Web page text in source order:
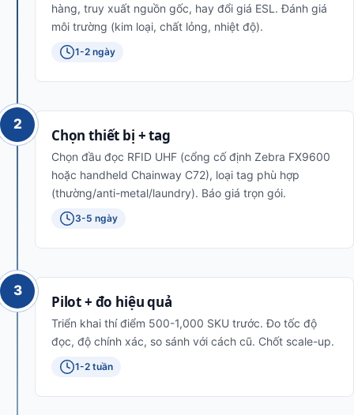
hàng, truy xuất nguồn gốc, hay đổi giá ESL. Đánh giá
môi trường (kim loại, chất lỏng, nhiệt độ).
1-2 ngày
2
Chọn thiết bị + tag
Chọn đầu đọc RFID UHF (cổng cố định Zebra FX9600
hoặc handheld Chainway C72), loại tag phù hợp
(thường/anti-metal/laundry). Báo giá trọn gói.
3-5 ngày
3
Pilot + đo hiệu quả
Triển khai thí điểm 500-1,000 SKU trước. Đo tốc độ
đọc, độ chính xác, so sánh với cách cũ. Chốt scale-up.
1-2 tuần